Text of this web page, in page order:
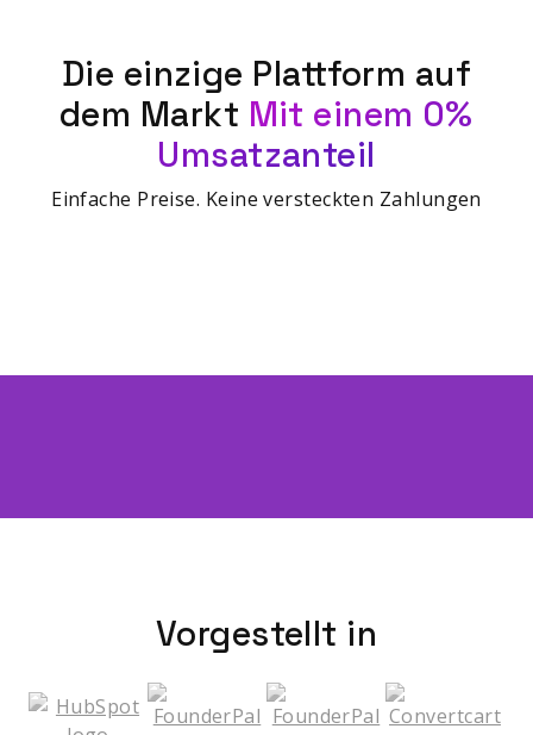
Die einzige Plattform auf
dem Markt Mit einem 0%
Umsatzanteil
Einfache Preise. Keine versteckten Zahlungen
Vorgestellt in